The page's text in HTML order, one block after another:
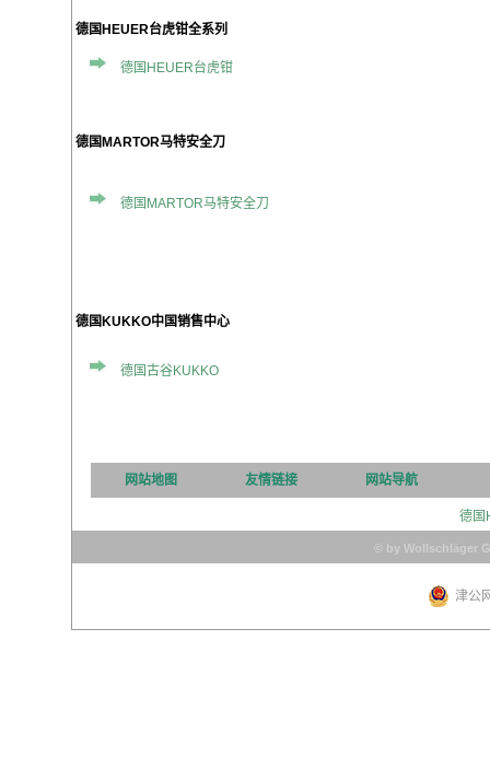
德国HEUER台虎钳全系列
德国HEUER台虎钳
德国MARTOR马特安全刀
德国MARTOR马特安全刀
德国KUKKO中国销售中心
德国古谷KUKKO
网站地图 友情链接 网站导航
德国
© by Wollschläger
津公